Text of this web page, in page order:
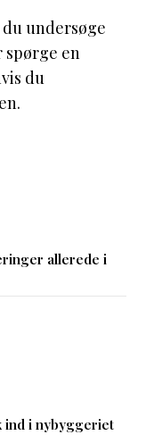
undersøge
en
du
allerede i
ind i nybyggeriet